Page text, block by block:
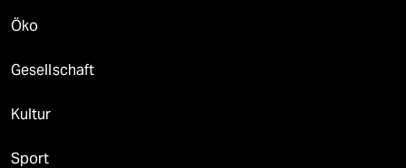
Öko
Gesellschaft
Kultur
Sport